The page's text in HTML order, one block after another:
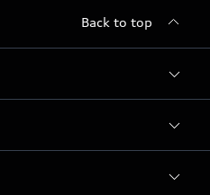
Back to top